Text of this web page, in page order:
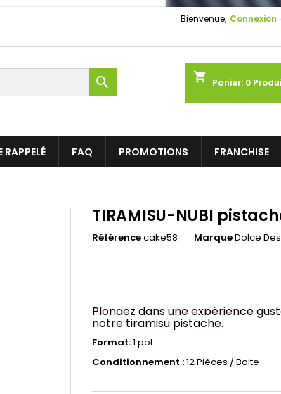
Bienvenue, Connexion
shopping_cart Panier: 0

RAPPELÉ FAQ PROMOTIONS FRANCHISE
TIRAMISU-NUBI
Référencecake58 MarqueDolce
Plongez dans une expérience
notre tiramisu pistache.
Format:1 pot
Conditionnement :12 Pièces / Boite